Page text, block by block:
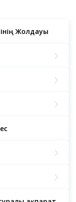
Жолдауы